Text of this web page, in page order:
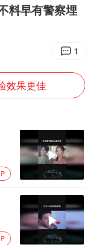
钟轰2球
法国将禁止“未经同意的电话营销”
“三连降”
导干部带头休假
东方甄选被判赔偿江小白30万元
实干挑大梁
料早有警察埋
1
效果更佳